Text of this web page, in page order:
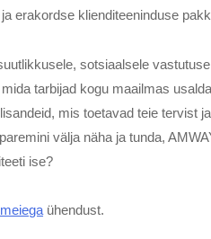
erakordse klienditeeninduse
sotsiaalsele
tarbijad kogu maailmas
mis toetavad teie tervist
välja näha ja tunda,
ise?
ühendust.